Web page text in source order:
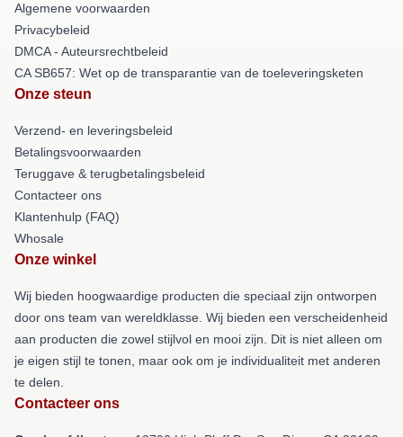
Algemene voorwaarden
Privacybeleid
DMCA - Auteursrechtbeleid
CA SB657: Wet op de transparantie van de toeleveringsketen
Onze steun
Verzend- en leveringsbeleid
Betalingsvoorwaarden
Teruggave & terugbetalingsbeleid
Contacteer ons
Klantenhulp (FAQ)
Whosale
Onze winkel
Wij bieden hoogwaardige producten die speciaal zijn ontworpen
door ons team van wereldklasse. Wij bieden een verscheidenheid
aan producten die zowel stijlvol en mooi zijn. Dit is niet alleen om
je eigen stijl te tonen, maar ook om je individualiteit met anderen
te delen.
Contacteer ons